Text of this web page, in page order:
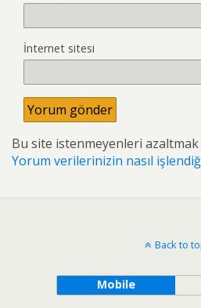
İnternet sitesi
Bu site istenmeyenleri azaltmak
Yorum verilerinizin nasıl
Back to
Mobile